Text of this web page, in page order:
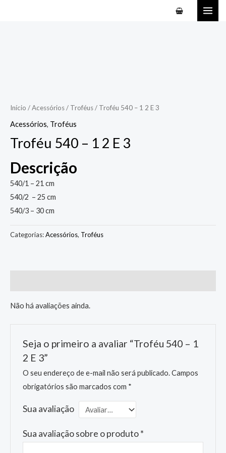
Início /Acessórios/ Troféus/ Troféu 540 – 1 2 E 3
Acessórios, Troféus
Troféu 540 – 1 2 E 3
Descrição
540/1 – 21 cm
540/2 – 25 cm
540/3 – 30 cm
Categorias:Acessórios, Troféus
Não há avaliações ainda.
Seja o primeiro a avaliar “Troféu 540 – 1
2 E 3”
O seu endereço de e-mail não será publicado.Campos
obrigatórios são marcados com *
Sua avaliação
Sua avaliação sobre o produto*